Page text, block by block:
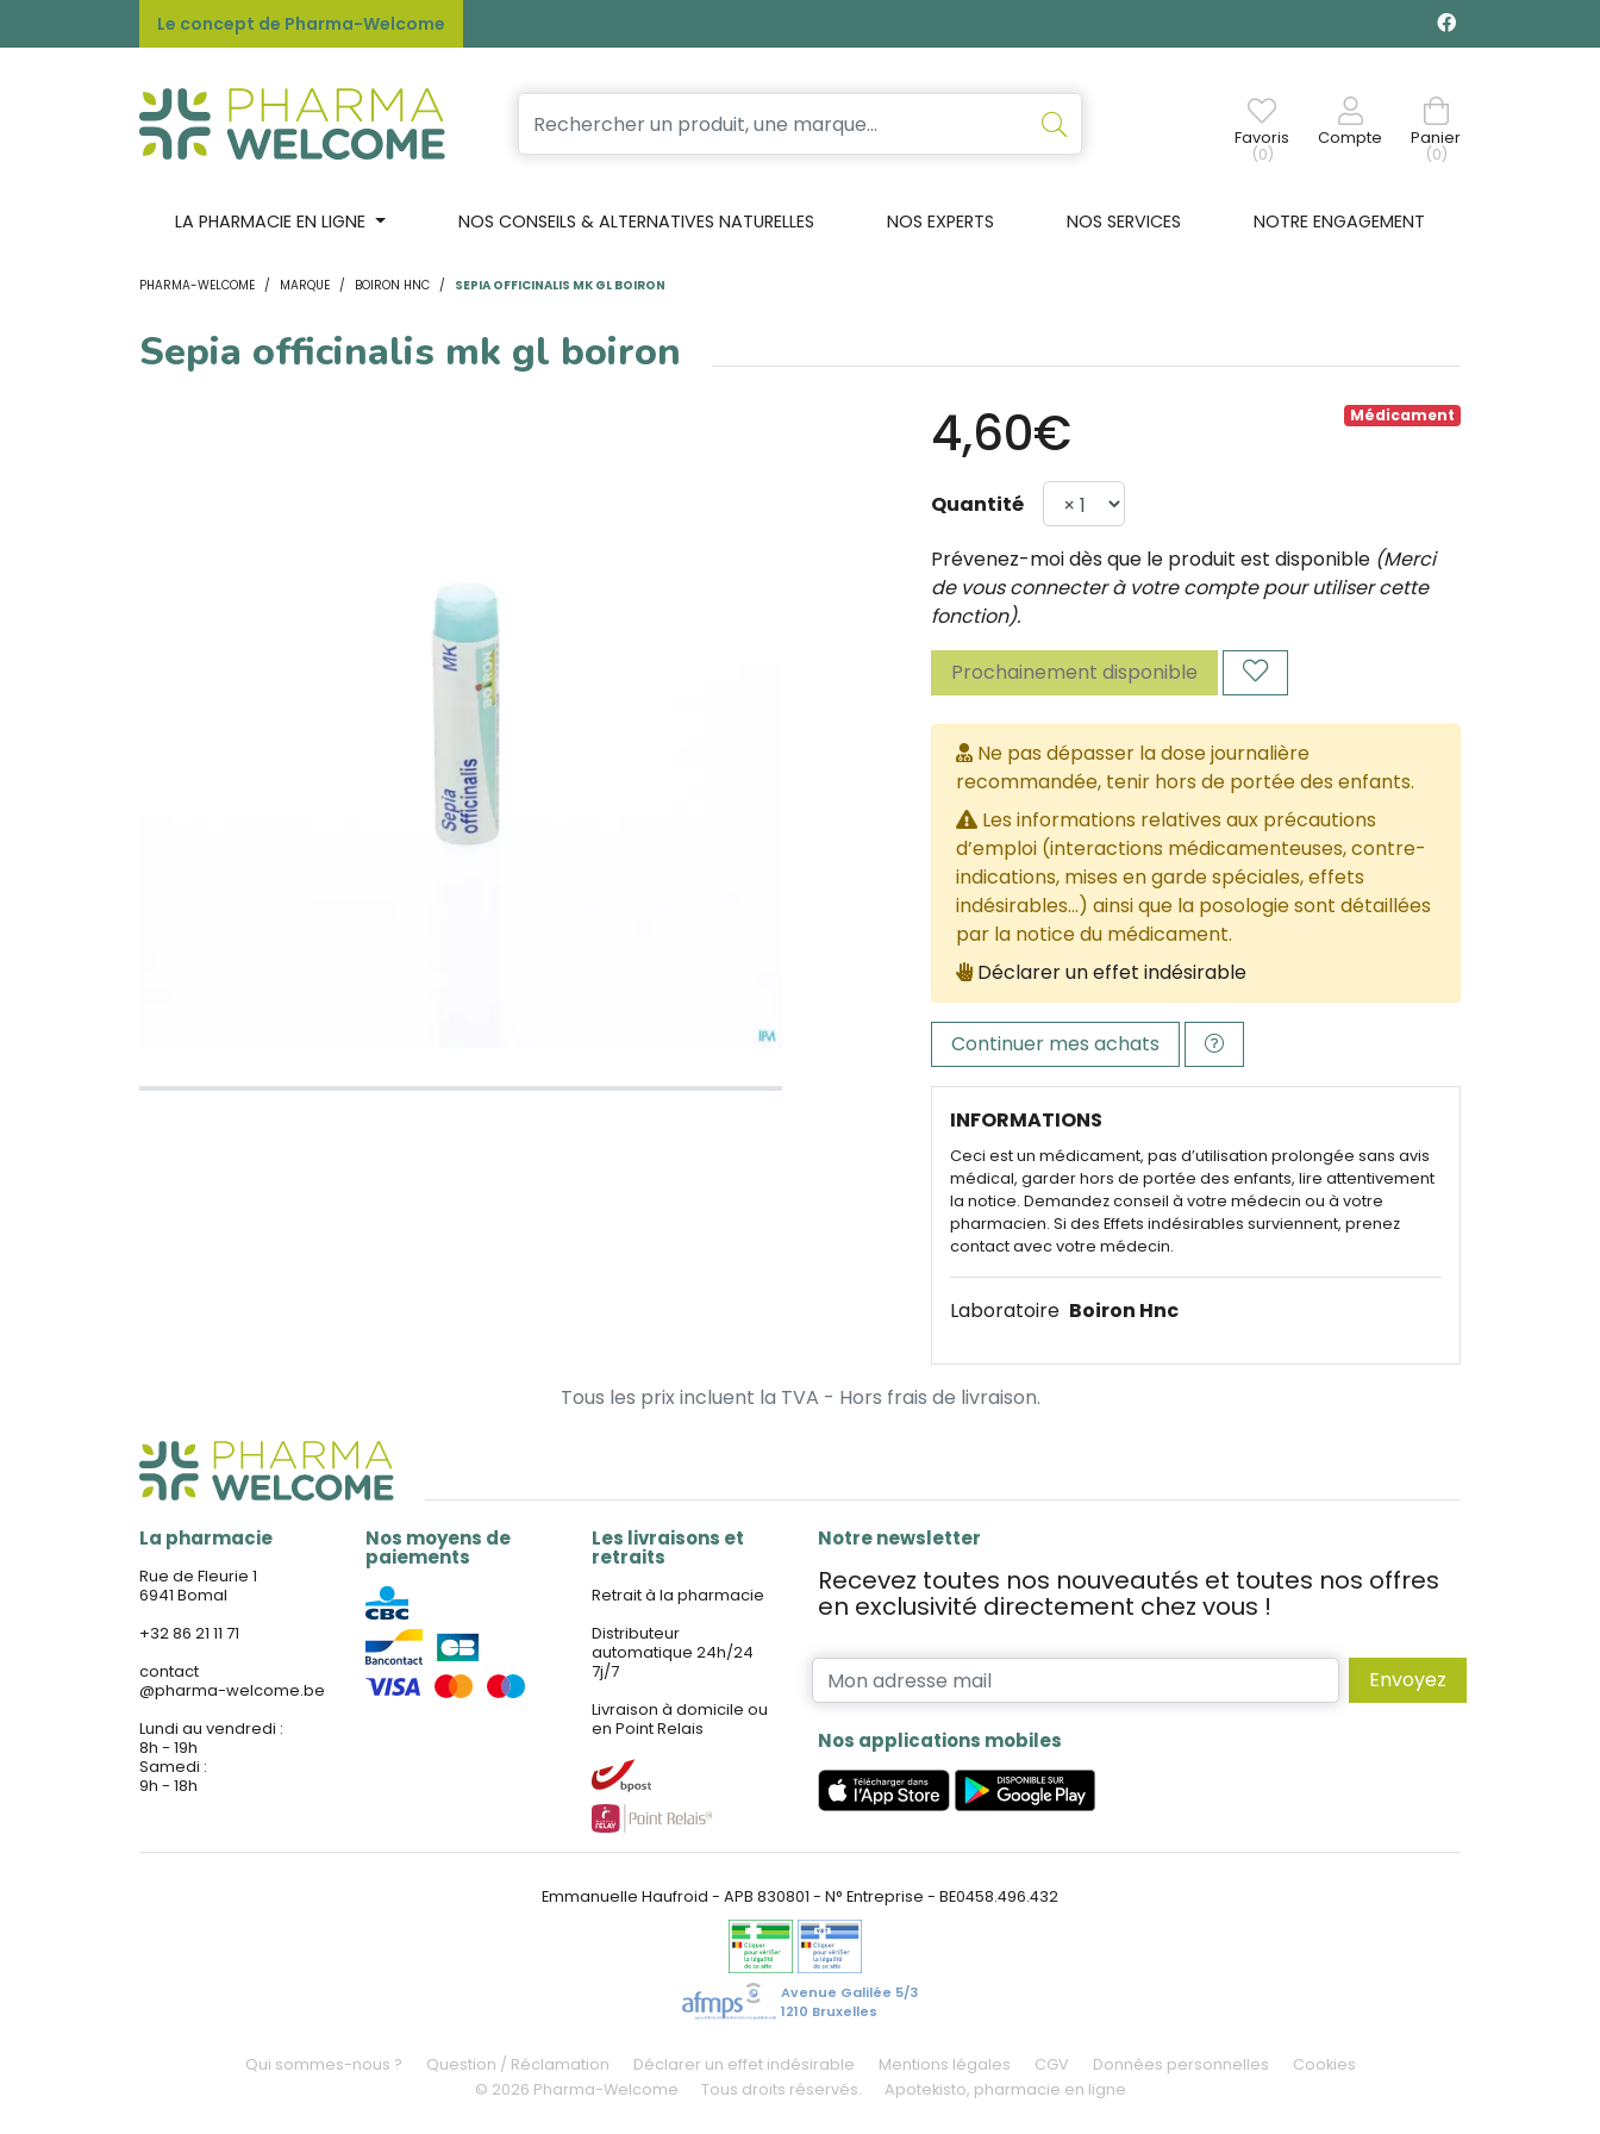
Le concept de Pharma-Welcome
Favoris
(0)
Compte
Panier
(0)
LA PHARMACIE EN LIGNE NOS CONSEILS & ALTERNATIVES NATURELLES NOS EXPERTS NOS SERVICES NOTRE ENGAGEMENT
PHARMA-WELCOME MARQUE BOIRON HNC SEPIA OFFICINALIS MK GL BOIRON
Sepia officinalis mk gl boiron
Médicament
4,60€
Quantité
Prévenez-moi dès que le produit est disponible (Merci
de vous connecter à votre compte pour utiliser cette
fonction).
Prochainement disponible
Ne pas dépasser la dose journalière
recommandée, tenir hors de portée des enfants.
Les informations relatives aux précautions
d’emploi (interactions médicamenteuses, contre-
indications, mises en garde spéciales, effets
indésirables...) ainsi que la posologie sont détaillées
par la notice du médicament.
Déclarer un effet indésirable
Continuer mes achats
INFORMATIONS
Ceci est un médicament, pas d’utilisation prolongée sans avis
médical, garder hors de portée des enfants, lire attentivement
la notice. Demandez conseil à votre médecin ou à votre
pharmacien. Si des Effets indésirables surviennent, prenez
contact avec votre médecin.
Laboratoire Boiron Hnc
Tous les prix incluent la TVA - Hors frais de livraison.
La pharmacie
Rue de Fleurie 1
6941 Bomal
+32 86 21 11 71
contact
@pharma-welcome.be
Lundi au vendredi :
8h - 19h
Samedi :
9h - 18h
Nos moyens de
paiements
Les livraisons et
retraits
Retrait à la pharmacie
Distributeur
automatique 24h/24
7j/7
Livraison à domicile ou
en Point Relais
Notre newsletter
Recevez toutes nos nouveautés et toutes nos offres
en exclusivité directement chez vous !
Envoyez
Nos applications mobiles
Emmanuelle Haufroid - APB 830801 - N° Entreprise - BE0458.496.432
Avenue Galilée 5/3
1210 Bruxelles
Qui sommes-nous ? Question / Réclamation Déclarer un effet indésirable Mentions légales CGV Données personnelles
Cookies
© 2026 Pharma-Welcome
Tous droits réservés. Apotekisto, pharmacie en ligne